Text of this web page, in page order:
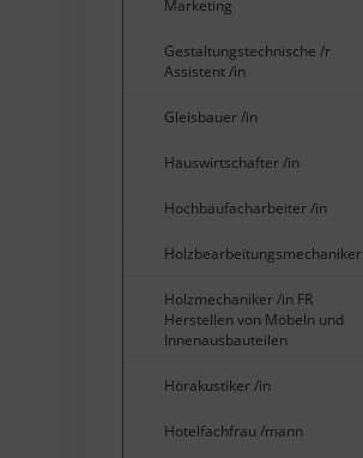
Marketing
Gestaltungstechnische /r
Assistent /in
Gleisbauer /in
Hauswirtschafter /in
Hochbaufacharbeiter /in
Holzbearbeitungsmechaniker
Holzmechaniker /in FR
Herstellen von Möbeln und
Innenausbauteilen
Hörakustiker /in
Hotelfachfrau /mann